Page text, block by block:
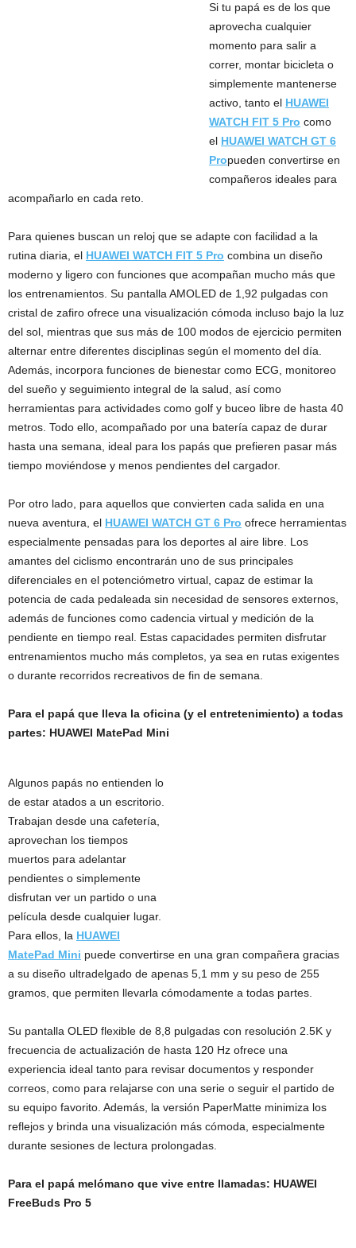
Si tu papá es de los que
aprovecha cualquier
momento para salir a
correr, montar bicicleta o
simplemente mantenerse
activo, tanto el HUAWEI
WATCH FIT 5 Pro como
el HUAWEI WATCH GT 6
Propueden convertirse en
compañeros ideales para
acompañarlo en cada reto.
Para quienes buscan un reloj que se adapte con facilidad a la
rutina diaria, el HUAWEI WATCH FIT 5 Pro combina un diseño
moderno y ligero con funciones que acompañan mucho más que
los entrenamientos. Su pantalla AMOLED de 1,92 pulgadas con
cristal de zafiro ofrece una visualización cómoda incluso bajo la luz
del sol, mientras que sus más de 100 modos de ejercicio permiten
alternar entre diferentes disciplinas según el momento del día.
Además, incorpora funciones de bienestar como ECG, monitoreo
del sueño y seguimiento integral de la salud, así como
herramientas para actividades como golf y buceo libre de hasta 40
metros. Todo ello, acompañado por una batería capaz de durar
hasta una semana, ideal para los papás que prefieren pasar más
tiempo moviéndose y menos pendientes del cargador.
Por otro lado, para aquellos que convierten cada salida en una
nueva aventura, el HUAWEI WATCH GT 6 Pro ofrece herramientas
especialmente pensadas para los deportes al aire libre. Los
amantes del ciclismo encontrarán uno de sus principales
diferenciales en el potenciómetro virtual, capaz de estimar la
potencia de cada pedaleada sin necesidad de sensores externos,
además de funciones como cadencia virtual y medición de la
pendiente en tiempo real. Estas capacidades permiten disfrutar
entrenamientos mucho más completos, ya sea en rutas exigentes
o durante recorridos recreativos de fin de semana.
Para el papá que lleva la oficina (y el entretenimiento) a todas
partes: HUAWEI MatePad Mini
Algunos papás no entienden lo
de estar atados a un escritorio.
Trabajan desde una cafetería,
aprovechan los tiempos
muertos para adelantar
pendientes o simplemente
disfrutan ver un partido o una
película desde cualquier lugar.
Para ellos, la HUAWEI
MatePad Mini puede convertirse en una gran compañera gracias
a su diseño ultradelgado de apenas 5,1 mm y su peso de 255
gramos, que permiten llevarla cómodamente a todas partes.
Su pantalla OLED flexible de 8,8 pulgadas con resolución 2.5K y
frecuencia de actualización de hasta 120 Hz ofrece una
experiencia ideal tanto para revisar documentos y responder
correos, como para relajarse con una serie o seguir el partido de
su equipo favorito. Además, la versión PaperMatte minimiza los
reflejos y brinda una visualización más cómoda, especialmente
durante sesiones de lectura prolongadas.
Para el papá melómano que vive entre llamadas: HUAWEI
FreeBuds Pro 5